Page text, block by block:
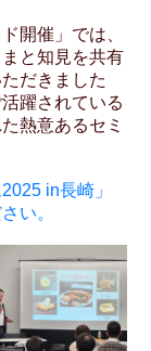
開催」では、
と知見を共有
だきました
躍されている
熱意あるセミ
in長崎」
い。